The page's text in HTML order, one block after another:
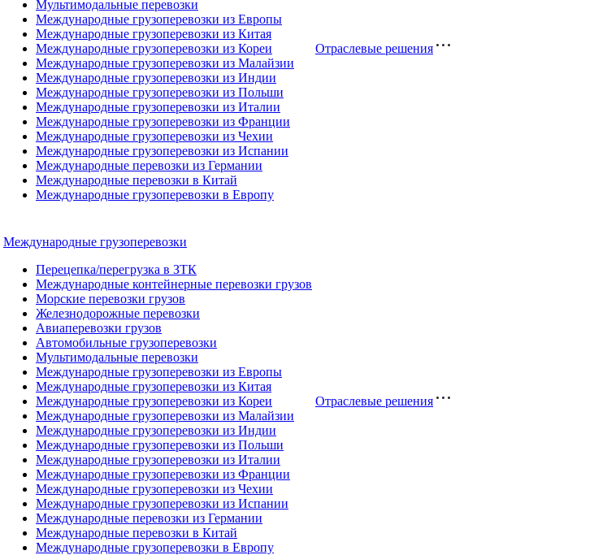
Мультимодальные перевозки
Международные грузоперевозки из Европы
Международные грузоперевозки из Китая
Международные грузоперевозки из Кореи
Международные грузоперевозки из Малайзии
Международные грузоперевозки из Индии
Международные грузоперевозки из Польши
Международные грузоперевозки из Италии
Международные грузоперевозки из Франции
Международные грузоперевозки из Чехии
Международные грузоперевозки из Испании
Международные перевозки из Германии
Международные перевозки в Китай
Международные грузоперевозки в Европу
Отраслевые решения
Международные грузоперевозки
Перецепка/перегрузка в ЗТК
Международные контейнерные перевозки грузов
Морские перевозки грузов
Железнодорожные перевозки
Авиаперевозки грузов
Автомобильные грузоперевозки
Мультимодальные перевозки
Международные грузоперевозки из Европы
Международные грузоперевозки из Китая
Международные грузоперевозки из Кореи
Международные грузоперевозки из Малайзии
Международные грузоперевозки из Индии
Международные грузоперевозки из Польши
Международные грузоперевозки из Италии
Международные грузоперевозки из Франции
Международные грузоперевозки из Чехии
Международные грузоперевозки из Испании
Международные перевозки из Германии
Международные перевозки в Китай
Международные грузоперевозки в Европу
Отраслевые решения